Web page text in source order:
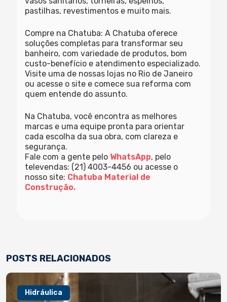
pastilhas, revestimentos e muito mais.
Compre na Chatuba:A Chatuba oferece
soluções completas para transformar seu
banheiro, com variedade de produtos, bom
custo-benefício e atendimento especializado.
Visite uma de nossas lojas no Rio de Janeiro
ou acesse o site e comece sua reforma com
quem entende do assunto.
Na Chatuba, você encontra as melhores
marcas e uma equipe pronta para orientar
cada escolha da sua obra, com clareza e
segurança.
Fale com a gente pelo WhatsApp, pelo
televendas: (21) 4003-4456 ou acesse o
nosso site: Chatuba Material de
Construção.
POSTS RELACIONADOS
Hidráulica